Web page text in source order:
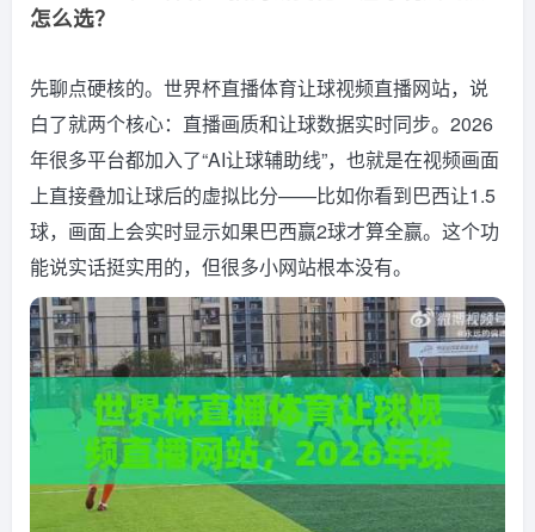
怎么选？
先聊点硬核的。世界杯直播体育让球视频直播网站，说
白了就两个核心：直播画质和让球数据实时同步。2026
年很多平台都加入了“AI让球辅助线”，也就是在视频画面
上直接叠加让球后的虚拟比分——比如你看到巴西让1.5
球，画面上会实时显示如果巴西赢2球才算全赢。这个功
能说实话挺实用的，但很多小网站根本没有。